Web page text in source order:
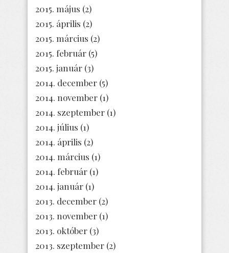
2015. május (2)
2015. április (2)
2015. március (2)
2015. február (5)
2015. január (3)
2014. december (5)
2014. november (1)
2014. szeptember (1)
2014. július (1)
2014. április (2)
2014. március (1)
2014. február (1)
2014. január (1)
2013. december (2)
2013. november (1)
2013. október (3)
2013. szeptember (2)